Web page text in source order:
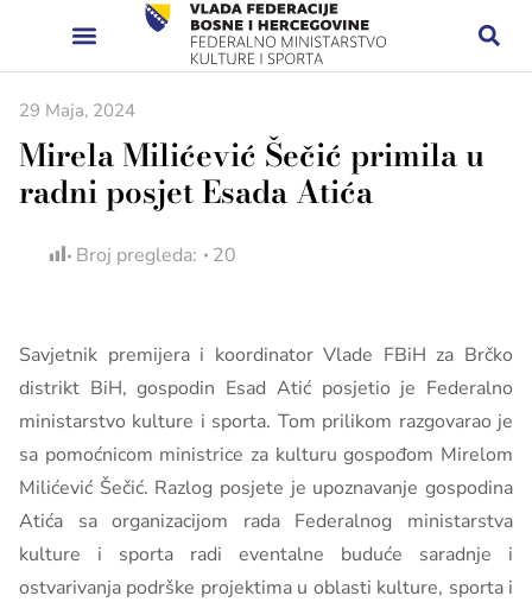
29 Maja, 2024
Mirela Milićević Šečić primila u
radni posjet Esada Atića
Broj pregleda: 20
Savjetnik premijera i koordinator Vlade FBiH za Brčko
distrikt BiH, gospodin Esad Atić posjetio je Federalno
ministarstvo kulture i sporta. Tom prilikom razgovarao je
sa pomoćnicom ministrice za kulturu gospođom Mirelom
Milićević Šečić. Razlog posjete je upoznavanje gospodina
Atića sa organizacijom rada Federalnog ministarstva
kulture i sporta radi eventalne buduće saradnje i
ostvarivanja podrške projektima u oblasti kulture, sporta i